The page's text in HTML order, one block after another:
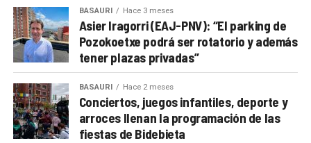
BASAURI Hace 3 meses
Asier Iragorri (EAJ-PNV): “El parking de
Pozokoetxe podrá ser rotatorio y además
tener plazas privadas”
BASAURI Hace 2 meses
Conciertos, juegos infantiles, deporte y
arroces llenan la programación de las
fiestas de Bidebieta